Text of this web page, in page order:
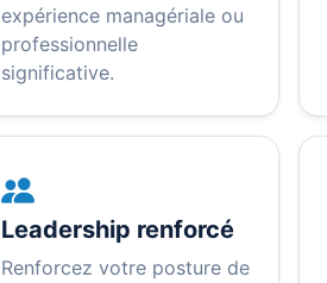
expérience managériale ou
professionnelle
significative.
Leadership renforcé
Renforcez votre posture de